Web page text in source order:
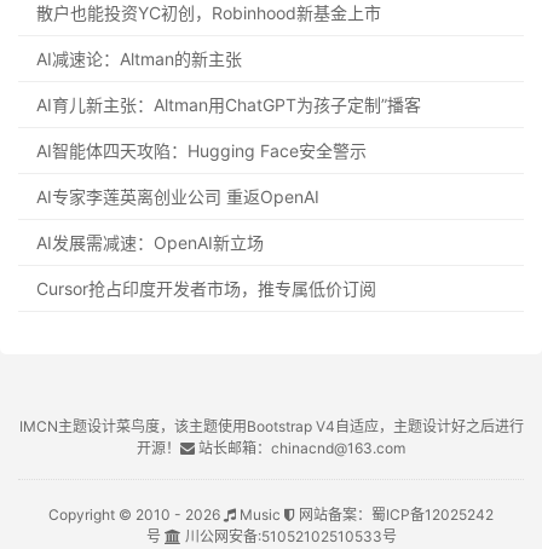
散户也能投资YC初创，Robinhood新基金上市
AI减速论：Altman的新主张
AI育儿新主张：Altman用ChatGPT为孩子定制”播客
AI智能体四天攻陷：Hugging Face安全警示
AI专家李莲英离创业公司 重返OpenAI
AI发展需减速：OpenAI新立场
Cursor抢占印度开发者市场，推专属低价订阅
IMCN主题设计菜鸟度，该主题使用Bootstrap V4自适应，主题设计好之后进行
开源！
站长邮箱：chinacnd@163.com
Copyright © 2010 - 2026 Music 网站备案： 蜀ICP备12025242
号
川公网安备:51052102510533号